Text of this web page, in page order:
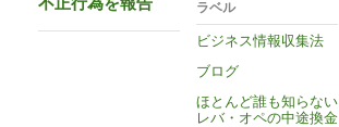
ラベル
ビジネス情報収集法
ブログ
ほとんど誰も知らない
レバ・オペの中途換金